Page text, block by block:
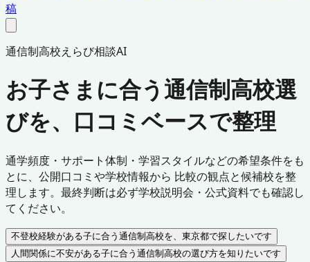
稿
通信制高校えらび相談AI
お子さまに合う通信制高校選
びを、口コミベースで整理
通学頻度・サポート体制・学習スタイルなどの希望条件をも
とに、公開口コミや学校情報から 比較の観点と候補校を整
理します。最終判断は必ず学校説明会・公式資料でも確認し
てください。
不登校経験がある子に合う通信制高校を、東京都で探したいです
人間関係に不安がある子に合う通信制高校の選び方を知りたいです